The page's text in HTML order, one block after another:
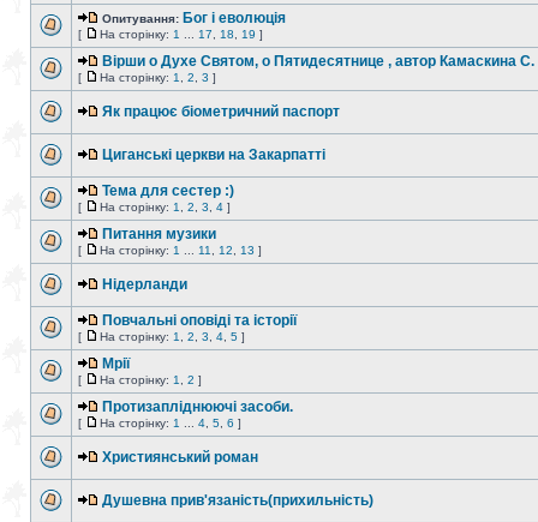
Опитування: Бог і еволюція
[ На сторінку: 1 17 18 19 ]
Вiрши о Духе Святом, о Пятидесятнице , автор Камаскина С.
[ На сторінку: 1 2 3 ]
Як працює біометричний паспорт
Циганські церкви на Закарпатті
Тема для сестер :)
[ На сторінку: 1 2 3 4 ]
Питання музики
[ На сторінку: 1 11 12 13 ]
Нідерланди
Повчальні оповіді та історії
[ На сторінку: 1 2 3 4 5 ]
Мрії
[ На сторінку: 1 2 ]
Протизапліднюючі засоби.
[ На сторінку: 1 4 5 6 ]
Християнський роман
Душевна прив'язаність(прихильність)